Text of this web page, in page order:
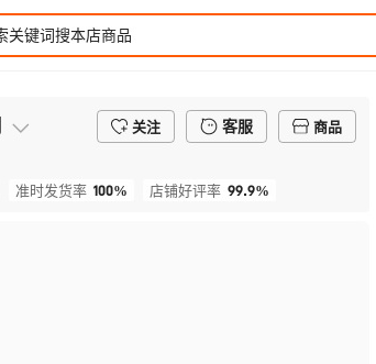
关注 客服
商品
准时发货率 100% 店铺好评率 99.9%